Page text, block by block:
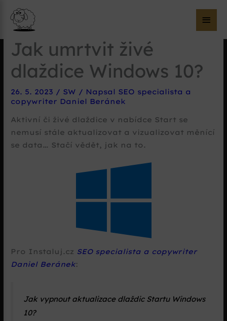
Jak umrtvit živé
dlaždice Windows 10?
26. 5. 2023 / SW / Napsal SEO specialista a
copywriter Daniel Beránek
Aktivní či živé dlaždice v nabídce Start se
nemusí stále aktualizovat a vizualizovat měnící
se data… Stačí vědět, jak na to.
Pro Instaluj.cz SEO specialista a copywriter
Daniel Beránek:
Jak vypnout aktualizace dlaždic Startu Windows
10?